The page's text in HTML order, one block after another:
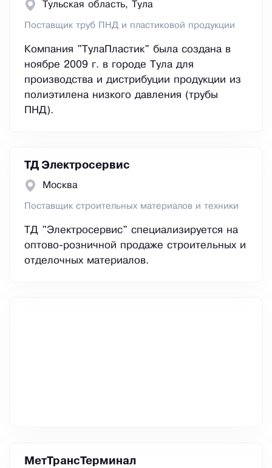
Тульская область, Тула
Поставщик труб ПНД и пластиковой продукции
Компания "ТулаПластик" была создана в
ноябре 2009 г. в городе Тула для
производства и дистрибуции продукции из
полиэтилена низкого давления (трубы
ПНД).
ТД Электросервис
Москва
Поставщик строительных материалов и техники
ТД "Электросервис" специализируется на
оптово-розничной продаже строительных и
отделочных материалов.
МетТрансТерминал